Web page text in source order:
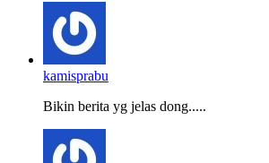
kamisprabu
Bikin berita yg jelas dong.....